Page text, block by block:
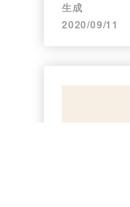
生成
2020/09/11